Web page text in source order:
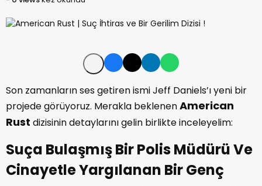
Son zamanların ses getiren ismi Jeff Daniels’ı yeni bir
projede görüyoruz. Merakla beklenenAmerican
Rust dizisinin detaylarını gelin birlikte inceleyelim:
Suça Bulaşmış Bir Polis Müdürü Ve
Cinayetle Yargılanan Bir Genç